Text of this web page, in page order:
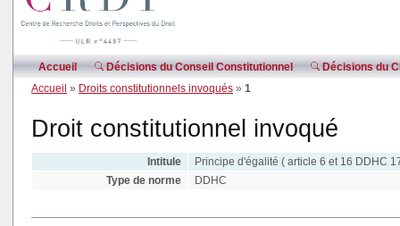
Accueil Décisions du Conseil Constitutionnel
Décisions du
Accueil » Droits constitutionnels invoqués » 1
Droit constitutionnel invoqué
Intitule
Principe d'égalité ( article 6 et 16 DDHC
Type de norme
DDHC